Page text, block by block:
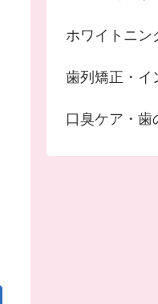
ホワイトニン
歯列矯正・イ
口臭ケア・歯